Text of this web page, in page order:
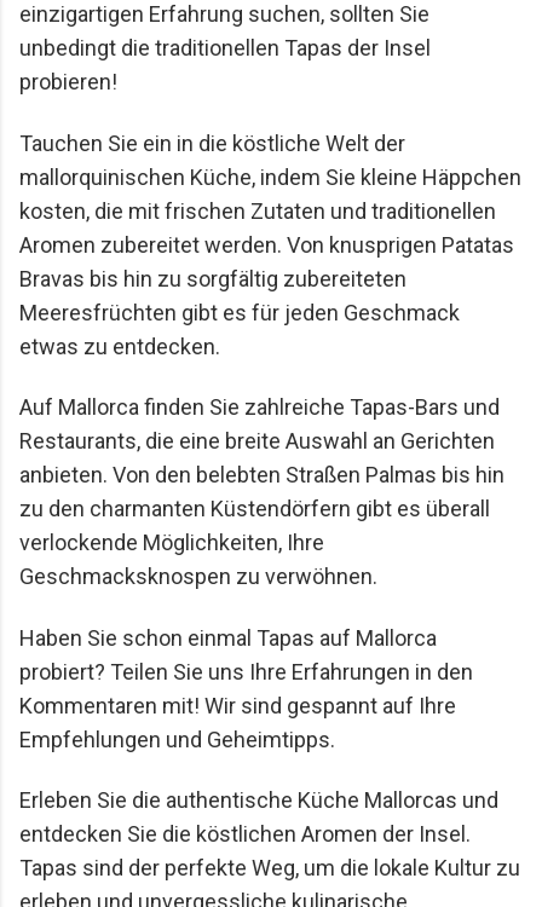
einzigartigen Erfahrung suchen, sollten Sie
unbedingt die traditionellen Tapas der Insel
probieren!
Tauchen Sie ein in die köstliche Welt der
mallorquinischen Küche, indem Sie kleine Häppchen
kosten, die mit frischen Zutaten und traditionellen
Aromen zubereitet werden. Von knusprigen Patatas
Bravas bis hin zu sorgfältig zubereiteten
Meeresfrüchten gibt es für jeden Geschmack
etwas zu entdecken.
Auf Mallorca finden Sie zahlreiche Tapas-Bars und
Restaurants, die eine breite Auswahl an Gerichten
anbieten. Von den belebten Straßen Palmas bis hin
zu den charmanten Küstendörfern gibt es überall
verlockende Möglichkeiten, Ihre
Geschmacksknospen zu verwöhnen.
Haben Sie schon einmal Tapas auf Mallorca
probiert? Teilen Sie uns Ihre Erfahrungen in den
Kommentaren mit! Wir sind gespannt auf Ihre
Empfehlungen und Geheimtipps.
Erleben Sie die authentische Küche Mallorcas und
entdecken Sie die köstlichen Aromen der Insel.
Tapas sind der perfekte Weg, um die lokale Kultur zu
erleben und unvergessliche kulinarische